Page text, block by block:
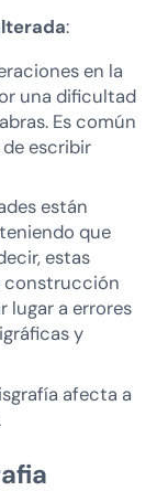
:
en la
una dificultad
Es común
escribir
están
que
estas
construcción
lugar a errores
y
afecta a